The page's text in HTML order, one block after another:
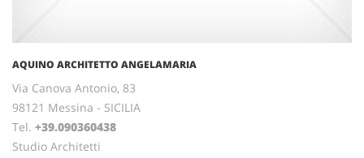
AQUINO ARCHITETTO ANGELAMARIA
Via Canova Antonio, 83
98121 Messina - SICILIA
Tel. +39.090360438
Studio Architetti